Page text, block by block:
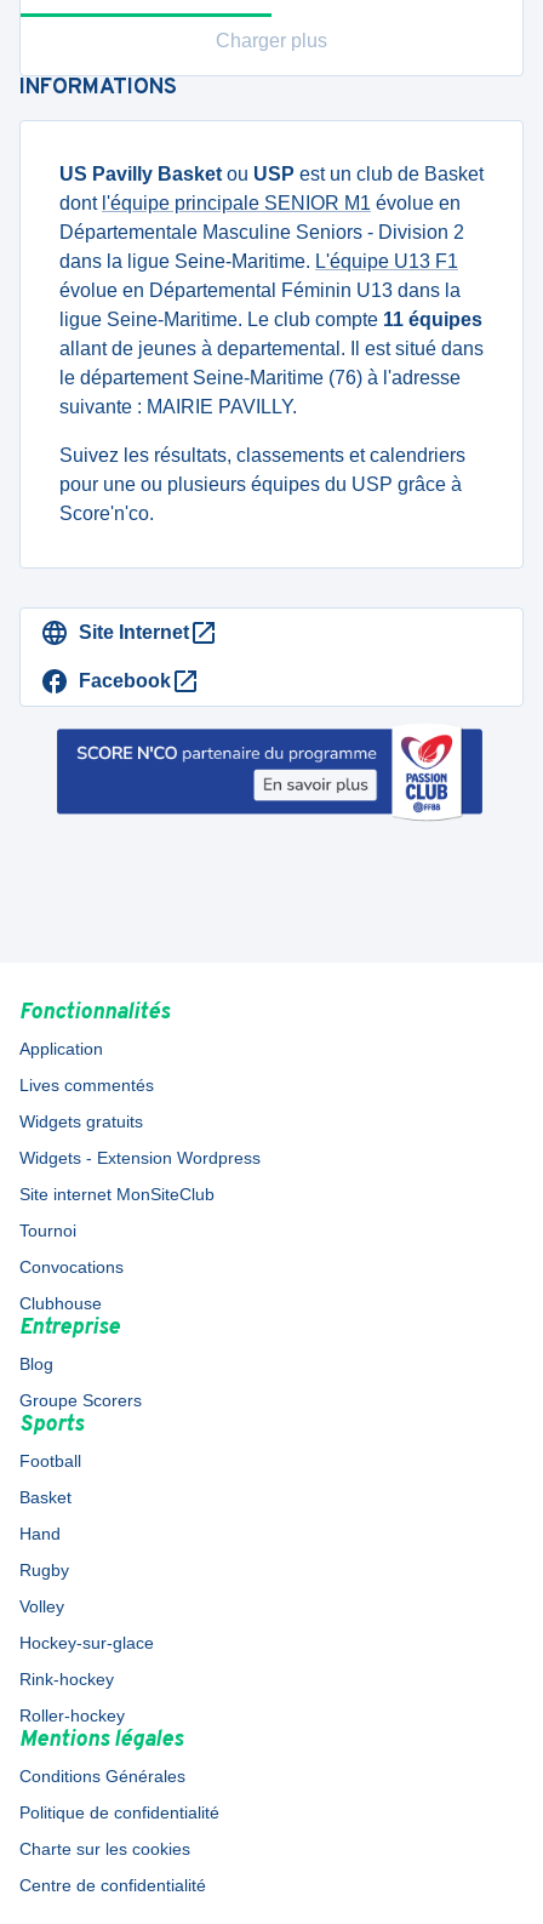
Charger plus
INFORMATIONS
US Pavilly Basket ou USP est un club de Basket
dont l'équipe principale SENIOR M1 évolue en
Départementale Masculine Seniors - Division 2
dans la ligue Seine-Maritime. L'équipe U13 F1
évolue en Départemental Féminin U13 dans la
ligue Seine-Maritime. Le club compte 11 équipes
allant de jeunes à departemental. Il est situé dans
le département Seine-Maritime (76) à l'adresse
suivante : MAIRIE PAVILLY.
Suivez les résultats, classements et calendriers
pour une ou plusieurs équipes du USP grâce à
Score'n'co.
Site Internet
Facebook
Fonctionnalités
Application
Lives commentés
Widgets gratuits
Widgets - Extension Wordpress
Site internet MonSiteClub
Tournoi
Convocations
Clubhouse
Entreprise
Blog
Groupe Scorers
Sports
Football
Basket
Hand
Rugby
Volley
Hockey-sur-glace
Rink-hockey
Roller-hockey
Mentions légales
Conditions Générales
Politique de confidentialité
Charte sur les cookies
Centre de confidentialité